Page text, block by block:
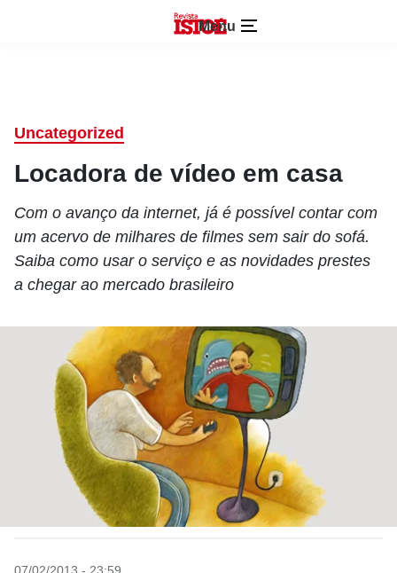
Menu
Uncategorized
Locadora de vídeo em casa
Com o avanço da internet, já é possível contar com
um acervo de milhares de filmes sem sair do sofá.
Saiba como usar o serviço e as novidades prestes
a chegar ao mercado brasileiro